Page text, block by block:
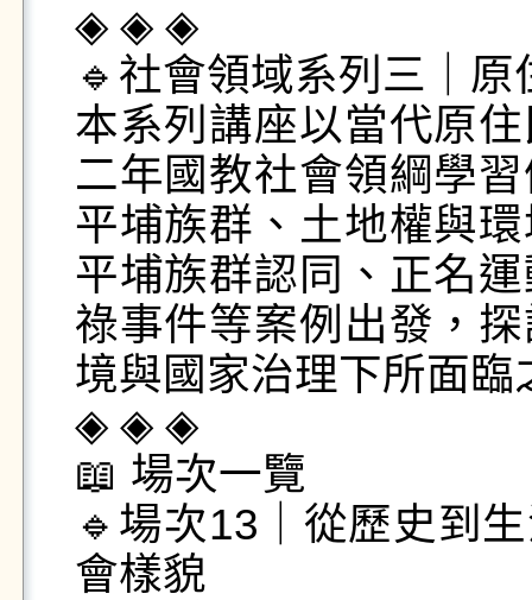
◈ ◈ ◈
🔹社會領域系列三｜
本系列講座以當代原
二年國教社會領綱學
平埔族群、土地權與
平埔族群認同、正名
祿事件等案例出發，
境與國家治理下所面臨
◈ ◈ ◈
📖 場次一覽
🔹場次13｜從歷史到
會樣貌